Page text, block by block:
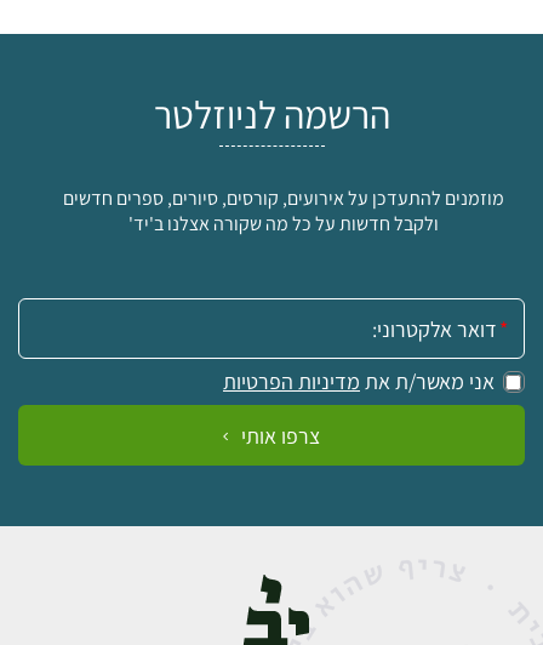
הרשמה לניוזלטר
מוזמנים להתעדכן על אירועים, קורסים, סיורים, ספרים חדשים
ולקבל חדשות על כל מה שקורה אצלנו ב'יד'
אימייל:
אני מאשר/ת את מדיניות הפרטיות
צרפו אותי